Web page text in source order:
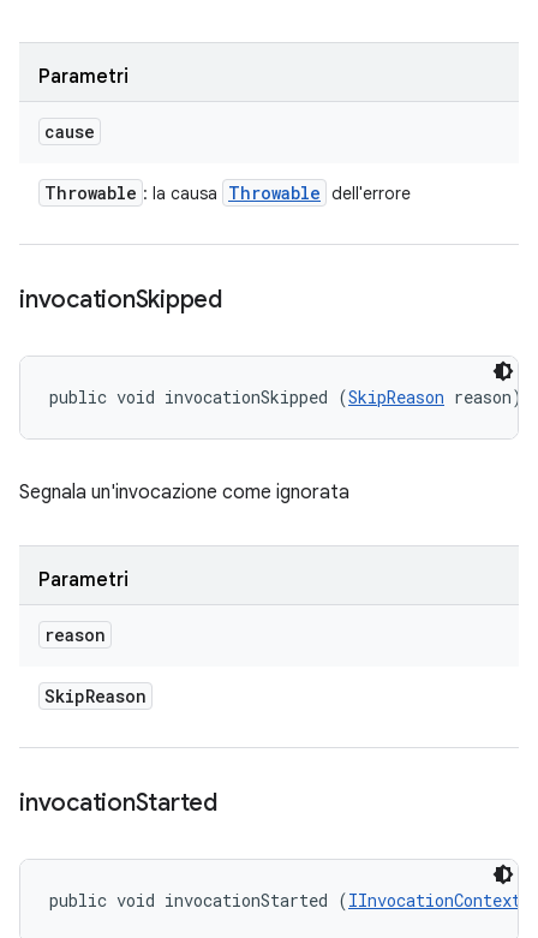
Parametri
cause
Throwable : la causa Throwable dell'errore
invocationSkipped
public void invocationSkipped (SkipReason reason)
Segnala un'invocazione come ignorata
Parametri
reason
SkipReason
invocationStarted
public void invocationStarted (IInvocationContext